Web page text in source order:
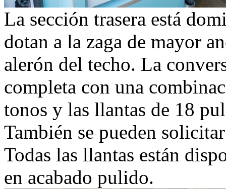
La sección trasera está
dotan a la zaga de mayor
alerón del techo. La
completa con una
tonos y las llantas de 18
También se pueden
Todas las llantas están
en acabado pulido.